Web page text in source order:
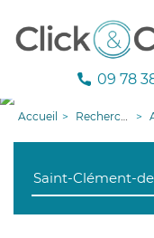
09 78
Accueil Recherche aide à domicile